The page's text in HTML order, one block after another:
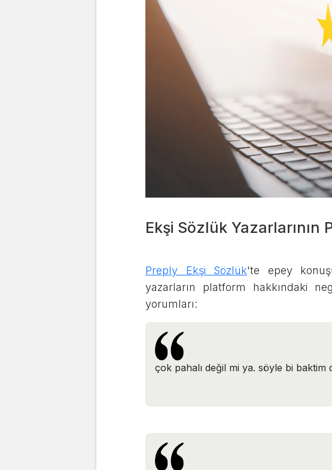
Ekşi Sözlük Yazarlarının
Preply Ekşi Sözlük'te epey
yazarların platform hakkındaki
yorumları:
çok pahalı değil mi ya. söyle bi baktim